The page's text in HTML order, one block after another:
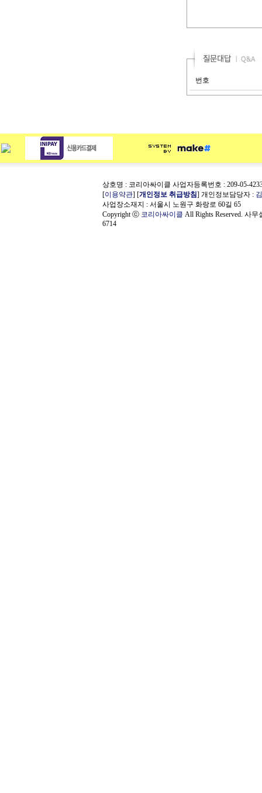
번호
상호명 : 코리아싸이클 사업자등록번호 : 209-05-
[이용약관] [개인정보 취급방침] 개인정보담당자 :
사업장소재지 : 서울시 노원구 화랑로 60길 65
Copyright ⓒ 코리아싸이클 All Rights Reserved. 사무
6714